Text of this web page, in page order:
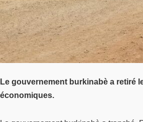
Le gouvernement burkinabè a retiré
économiques.